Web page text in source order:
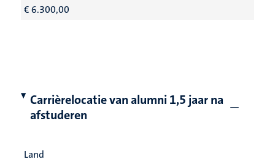
€ 6.300,00
Carrièrelocatie van alumni 1,5 jaar na
afstuderen
Land